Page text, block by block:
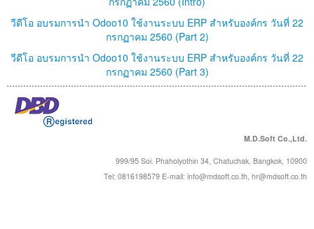
วีดีโอ อบรมการนำ Odoo10 ใช้งานระบบ ERP สำหรับองค์กร วันที่ 22
กรกฏาคม 2560 (Part 2)
วีดีโอ อบรมการนำ Odoo10 ใช้งานระบบ ERP สำหรับองค์กร วันที่ 22
กรกฏาคม 2560 (Part 3)
M.D.Soft Co.,Ltd.
999/95 Soi. Phaholyothin 34, Chatuchak, Bangkok, 10900
Tel: 0816198579 E-mail: info@mdsoft.co.th, hr@mdsoft.co.th